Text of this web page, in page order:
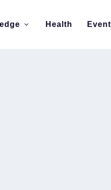
Health Event